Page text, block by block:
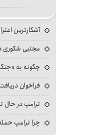
آشکارترین
مجتبی شکوری
چگونه به
فراخوان
ترامپ در حال
چرا ترامپ